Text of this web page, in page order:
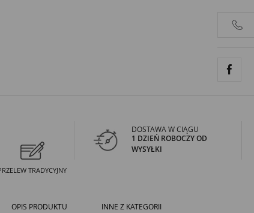
TRADYCYJNY
DOSTAWA W CIĄGU
1 DZIEŃ ROBOCZY OD
WYSYŁKI
OPIS PRODUKTU INNE Z KATEGORII